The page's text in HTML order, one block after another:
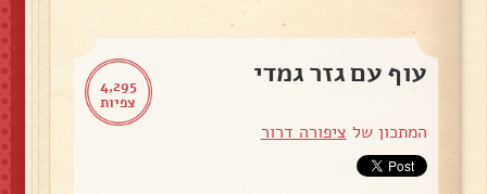
4,295
צפיות
עוף עם גזר גמדי
המתכון של ציפורה דרור